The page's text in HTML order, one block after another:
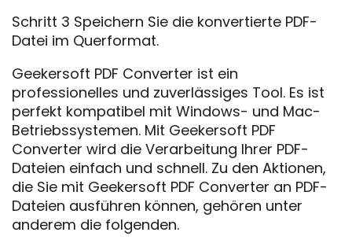
Schritt 3 Speichern Sie die konvertierte PDF-
Datei im Querformat.
Geekersoft PDF Converter ist ein
professionelles und zuverlässiges Tool. Es ist
perfekt kompatibel mit Windows- und Mac-
Betriebssystemen. Mit Geekersoft PDF
Converter wird die Verarbeitung Ihrer PDF-
Dateien einfach und schnell. Zu den Aktionen,
die Sie mit Geekersoft PDF Converter an PDF-
Dateien ausführen können, gehören unter
anderem die folgenden.